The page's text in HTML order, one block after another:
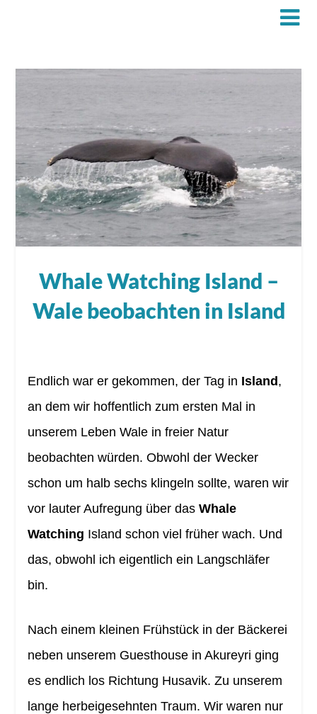
Whale Watching Island –
Wale beobachten in Island
Endlich war er gekommen, der Tag in Island,
an dem wir hoffentlich zum ersten Mal in
unserem Leben Wale in freier Natur
beobachten würden. Obwohl der Wecker
schon um halb sechs klingeln sollte, waren wir
vor lauter Aufregung über das Whale
Watching Island schon viel früher wach. Und
das, obwohl ich eigentlich ein Langschläfer
bin.
Nach einem kleinen Frühstück in der Bäckerei
neben unserem Guesthouse in Akureyri ging
es endlich los Richtung Husavik. Zu unserem
lange herbeigesehnten Traum. Wir waren nur